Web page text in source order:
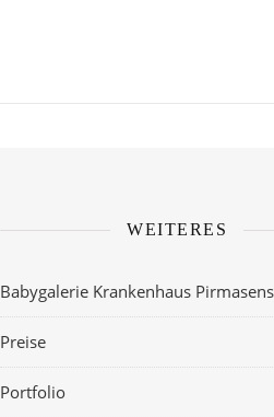
WEITERES
Babygalerie Krankenhaus Pirmasens
Preise
Portfolio